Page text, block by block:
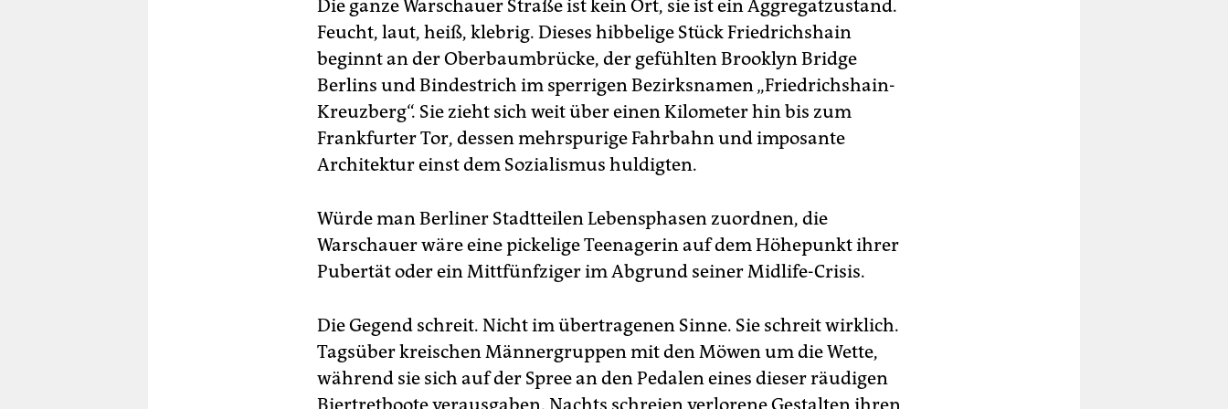
Die ganze Warschauer Straße ist kein Ort, sie ist ein Aggregatzustand.
Feucht, laut, heiß, klebrig. Dieses hibbelige Stück Friedrichshain
beginnt an der Oberbaumbrücke, der gefühlten Brooklyn Bridge
Berlins und Bindestrich im sperrigen Bezirksnamen „Friedrichshain-
Kreuzberg“. Sie zieht sich weit über einen Kilometer hin bis zum
Frankfurter Tor, dessen mehrspurige Fahrbahn und imposante
Architektur einst dem Sozialismus huldigten.
Würde man Berliner Stadtteilen Lebensphasen zuordnen, die
Warschauer wäre eine pickelige Teenagerin auf dem Höhepunkt ihrer
Pubertät oder ein Mittfünfziger im Abgrund seiner Midlife-Crisis.
Die Gegend schreit. Nicht im übertragenen Sinne. Sie schreit wirklich.
Tagsüber kreischen Männergruppen mit den Möwen um die Wette,
während sie sich auf der Spree an den Pedalen eines dieser räudigen